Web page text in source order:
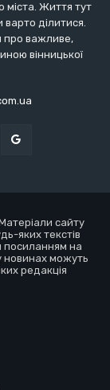
міста. Життя тут
варто ділитися.
про важливе,
вінницької
сайту
яких текстів
посиланням на
новинах можуть
редакція